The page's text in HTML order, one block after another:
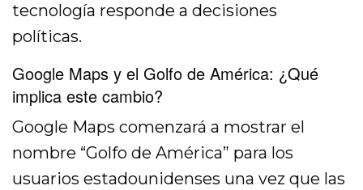
tecnología responde a decisiones
políticas.
Google Maps y el Golfo de América: ¿Qué
implica este cambio?
Google Maps comenzará a mostrar el
nombre “Golfo de América” para los
usuarios estadounidenses una vez que las